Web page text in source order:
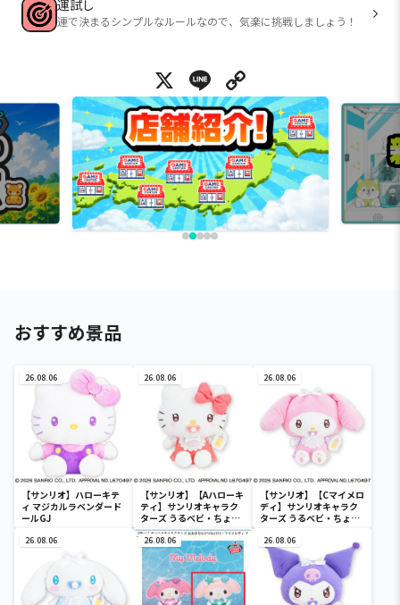
運試し
運で決まるシンプルなルールなので、気楽に挑戦しましょう！
X Line
おすすめ景品
26.08.06
【サンリオ】ハローキテ
ィ マジカルラベンダード
ールGJ
26.08.06
【サンリオ】【Aハローキ
ティ】サンリオキャラク
ターズ うるベビ・ちょい
デカドール
26.08.06
【サンリオ】【Cマイメロ
ディ】サンリオキャラク
ターズ うるベビ・ちょい
26.08.06 26.08.06 26.08.06